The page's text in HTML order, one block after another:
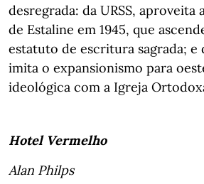
desregrada: da URSS, aproveita
de Estaline em 1945, que
estatuto de escritura sagrada; e
imita o expansionismo para
ideológica com a Igreja
Hotel Vermelho
Alan Philps